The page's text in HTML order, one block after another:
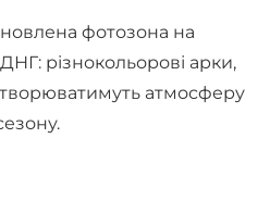
фотозона на
різнокольорові арки,
атмосферу